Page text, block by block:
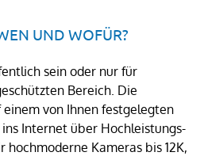
UND WOFÜR?
sein oder nur für
Bereich. Die
von Ihnen festgelegten
Internet über Hochleistungs-
Kameras bis 12K,